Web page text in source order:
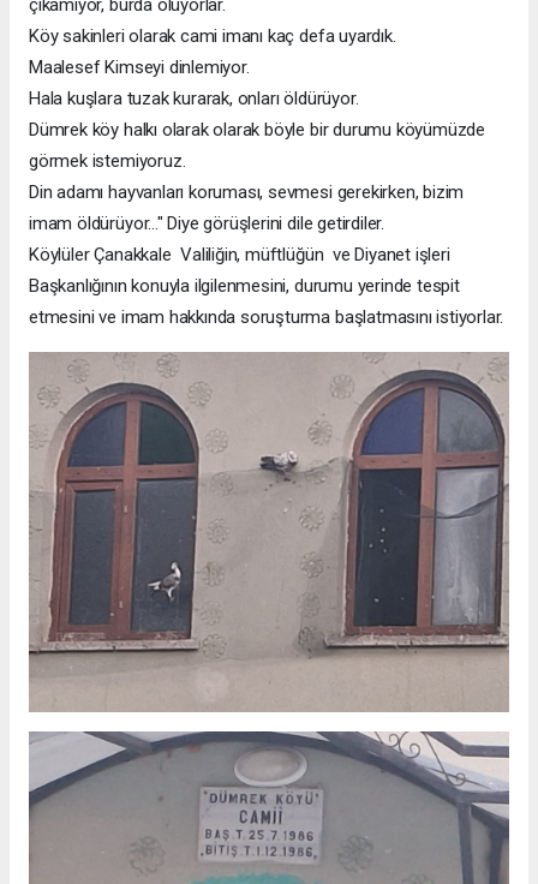
çıkamıyor, burda ölüyorlar.
Köy sakinleri olarak cami imanı kaç defa uyardık.
Maalesef Kimseyi dinlemiyor.
Hala kuşlara tuzak kurarak, onları öldürüyor.
Dümrek köy halkı olarak olarak böyle bir durumu köyümüzde
görmek istemiyoruz.
Din adamı hayvanları koruması, sevmesi gerekirken, bizim
imam öldürüyor..." Diye görüşlerini dile getirdiler.
Köylüler Çanakkale Valiliğin, müftlüğün ve Diyanet işleri
Başkanlığının konuyla ilgilenmesini, durumu yerinde tespit
etmesini ve imam hakkında soruşturma başlatmasını istiyorlar.